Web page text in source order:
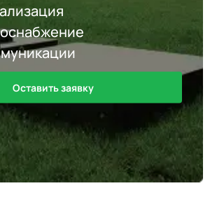
Оставить заявку